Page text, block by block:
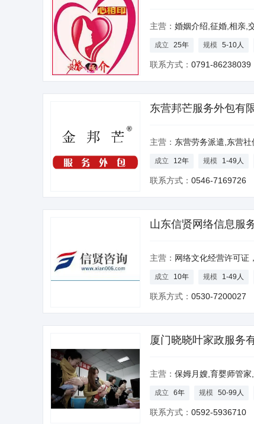
主营： 婚姻介绍,征婚,相亲,
成立 25年 规模 5-10人
联系方式： 0791-86238039
东营邦芒服务外包有
主营： 东营劳务派遣,东营社保服务,东营猎头服务,
成立 12年 规模 1-49人
联系方式： 0546-7169726
山东信贤网络信息服
主营： 网络文化经营许可证，增值电
成立 10年 规模 1-49人
联系方式： 0530-7200027
厦门晓晓叶家政服务
主营： 保姆月嫂,育婴师管家,保
成立 6年 规模 50-99人
联系方式： 0592-5936710